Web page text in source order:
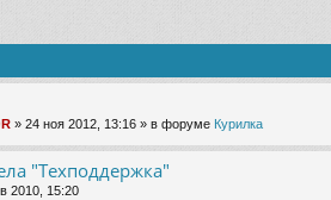
» 24 ноя 2012, 13:16 » в форуме Курилка
"Техподдержка"
2010, 15:20